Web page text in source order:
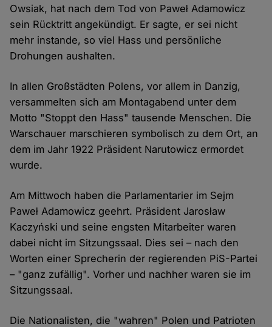
Owsiak, hat nach dem Tod von Paweł Adamowicz
sein Rücktritt angekündigt. Er sagte, er sei nicht
mehr instande, so viel Hass und persönliche
Drohungen aushalten.
In allen Großstädten Polens, vor allem in Danzig,
versammelten sich am Montagabend unter dem
Motto "Stoppt den Hass" tausende Menschen. Die
Warschauer marschieren symbolisch zu dem Ort, an
dem im Jahr 1922 Präsident Narutowicz ermordet
wurde.
Am Mittwoch haben die Parlamentarier im Sejm
Paweł Adamowicz geehrt. Präsident Jarosław
Kaczyński und seine engsten Mitarbeiter waren
dabei nicht im Sitzungssaal. Dies sei – nach den
Worten einer Sprecherin der regierenden PiS-Partei
– "ganz zufällig". Vorher und nachher waren sie im
Sitzungssaal.
Die Nationalisten, die "wahren" Polen und Patrioten